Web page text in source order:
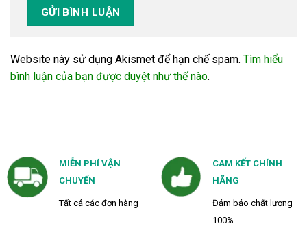
Website này sử dụng Akismet để hạn chế spam. Tìm hiểu
bình luận của bạn được duyệt như thế nào.
MIỄN PHÍ VẬN
CHUYỂN
Tất cả các đơn hàng
CAM KẾT CHÍNH
HÃNG
Đảm bảo chất lượng
100%